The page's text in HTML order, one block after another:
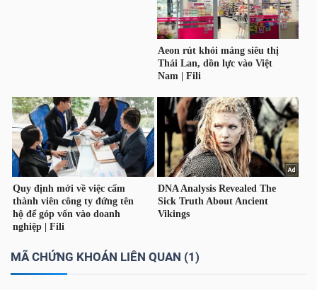
MÃ CHỨNG KHOÁN LIÊN QUAN (1)
giả
(-)
Báo
cáo
phân
tích
(-)